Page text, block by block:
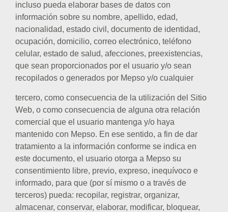
incluso pueda elaborar bases de datos con
información sobre su nombre, apellido, edad,
nacionalidad, estado civil, documento de identidad,
ocupación, domicilio, correo electrónico, teléfono
celular, estado de salud, afecciones, preexistencias,
que sean proporcionados por el usuario y/o sean
recopilados o generados por Mepso y/o cualquier
tercero, como consecuencia de la utilización del Sitio
Web, o como consecuencia de alguna otra relación
comercial que el usuario mantenga y/o haya
mantenido con Mepso. En ese sentido, a fin de dar
tratamiento a la información conforme se indica en
este documento, el usuario otorga a Mepso su
consentimiento libre, previo, expreso, inequívoco e
informado, para que (por sí mismo o a través de
terceros) pueda: recopilar, registrar, organizar,
almacenar, conservar, elaborar, modificar, bloquear,